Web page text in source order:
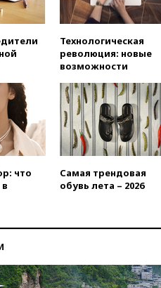
Технологическая
революция: новые
возможности
что
Самая трендовая
обувь лета – 2026